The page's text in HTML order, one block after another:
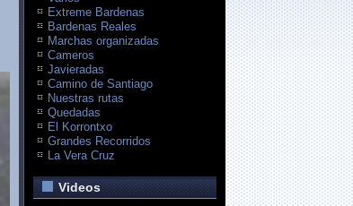
Extreme Bardenas
Bardenas Reales
Marchas organizadas
Cameros
Javieradas
Camino de Santiago
Nuestras rutas
Quedadas
El Korrontxo
Grandes Recorridos
La Vera Cruz
Videos